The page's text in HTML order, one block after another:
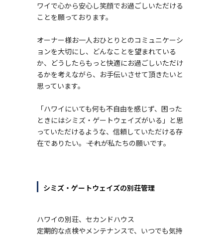
ワイで心から安心し笑顔でお過ごしいただける
ことを願っております。
オーナー様お一人おひとりとのコミュニケーシ
ョンを大切にし、どんなことを望まれている
か、どうしたらもっと快適にお過ごしいただけ
るかを考えながら、お手伝いさせて頂きたいと
思っています。
「ハワイにいても何も不自由を感じず、困った
ときにはシミズ・ゲートウェイズがいる」と思
っていただけるような、信頼していただける存
在でありたい。―― それが私たちの願いです。
シミズ・ゲートウェイズの別荘管理
ハワイの別荘、セカンドハウス
定期的な点検やメンテナンスで、いつでも気持